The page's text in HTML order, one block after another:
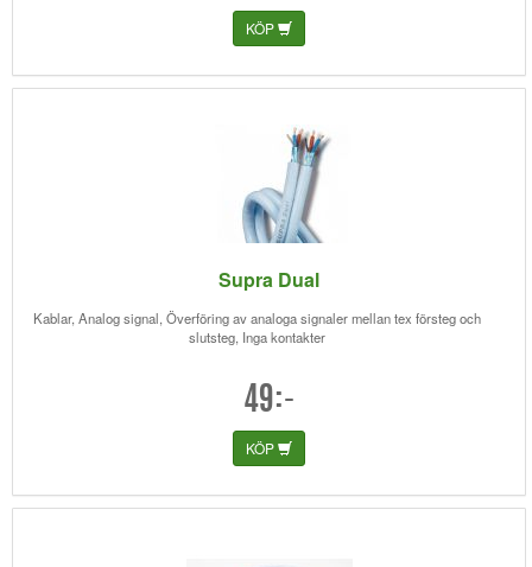
KÖP
Supra Dual
Kablar, Analog signal, Överföring av analoga signaler mellan tex försteg och
slutsteg, Inga kontakter
49:-
KÖP